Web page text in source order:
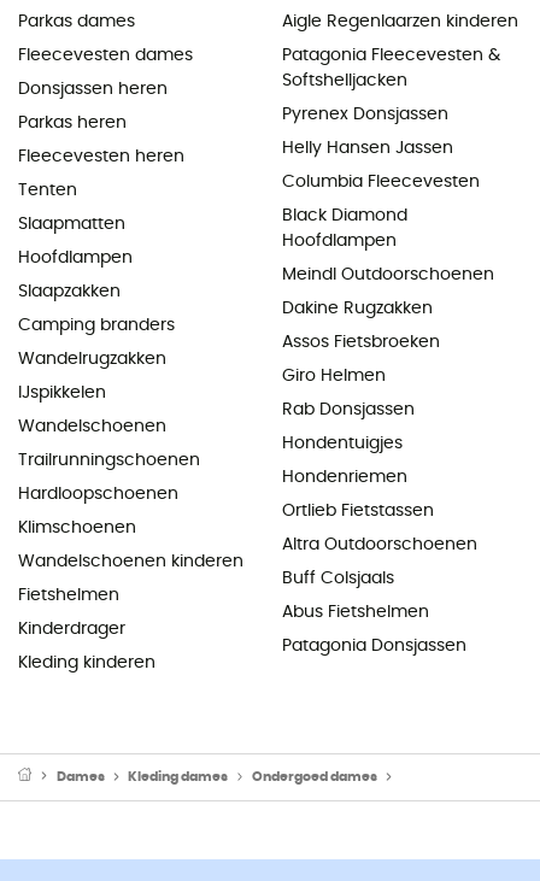
Parkas dames
Fleecevesten dames
Donsjassen heren
Parkas heren
Fleecevesten heren
Tenten
Slaapmatten
Hoofdlampen
Slaapzakken
Camping branders
Wandelrugzakken
IJspikkelen
Wandelschoenen
Trailrunningschoenen
Hardloopschoenen
Klimschoenen
Wandelschoenen kinderen
Fietshelmen
Kinderdrager
Kleding kinderen
Aigle Regenlaarzen kinderen
Patagonia Fleecevesten &
Softshelljacken
Pyrenex Donsjassen
Helly Hansen Jassen
Columbia Fleecevesten
Black Diamond
Hoofdlampen
Meindl Outdoorschoenen
Dakine Rugzakken
Assos Fietsbroeken
Giro Helmen
Rab Donsjassen
Hondentuigjes
Hondenriemen
Ortlieb Fietstassen
Altra Outdoorschoenen
Buff Colsjaals
Abus Fietshelmen
Patagonia Donsjassen
Dames Kleding dames Ondergoed dames